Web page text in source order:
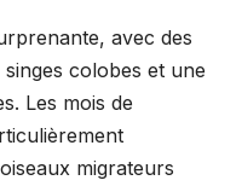
avec des
colobes et une
Les mois de
migrateurs